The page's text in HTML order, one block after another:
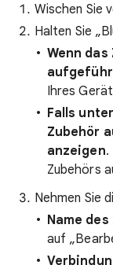
Wischen Sie
Halten Sie
Wenn
Ihres
Falls
Zubehör
anzeigen.
Zubehörs
Nehmen Sie
Name
auf